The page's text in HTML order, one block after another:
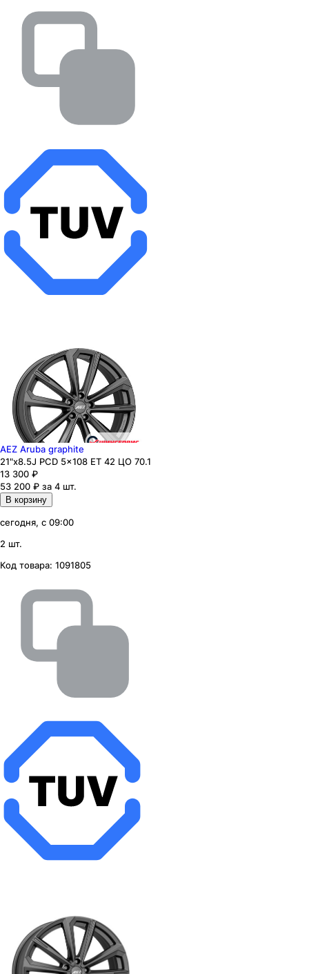
AEZ Aruba graphite
21"x8.5J PCD 5x108 ЕТ 42 ЦО 70.1
13 300 ₽
53 200 ₽ за 4 шт.
В корзину
сегодня, с 09:00
2 шт.
Код товара: 1091805